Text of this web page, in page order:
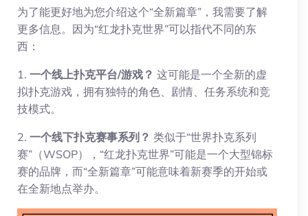
为了能更好地为您介绍这个“全新篇章”，我需要了解
更多信息。因为“红龙扑克世界”可以指代不同的东
西：
1. 一个线上扑克平台/游戏？ 这可能是一个全新的虚
拟扑克游戏，拥有独特的角色、剧情、任务系统和竞
技模式。
2. 一个线下扑克赛事系列？ 类似于“世界扑克系列
赛”（WSOP），“红龙扑克世界”可能是一个大型锦标
赛的品牌，而“全新篇章”可能意味着新赛季的开始或
在全新地点举办。